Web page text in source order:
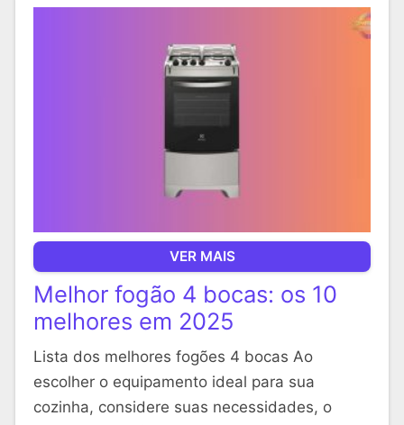
VER MAIS
Melhor fogão 4 bocas: os 10
melhores em 2025
Lista dos melhores fogões 4 bocas Ao
escolher o equipamento ideal para sua
cozinha, considere suas necessidades, o